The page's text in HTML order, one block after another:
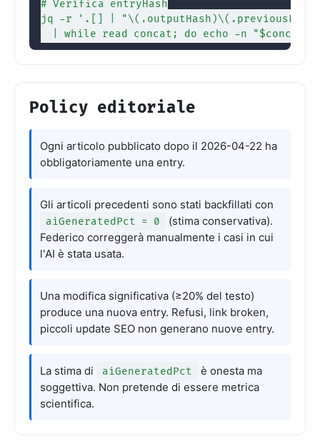
# Verifica entryHash
jq -r '.[] |
Policy editoriale
Ogni articolo pubblicato dopo il 2026-04-22 ha
obbligatoriamente una entry.
Gli articoli precedenti sono stati backfillati con
aiGeneratedPct = 0
(stima conservativa).
Federico correggerà manualmente i casi in cui
l'AI è stata usata.
Una modifica significativa (≥20% del testo)
produce una nuova entry. Refusi, link broken,
piccoli update SEO non generano nuove entry.
La stima di aiGeneratedPct
è onesta ma
soggettiva. Non pretende di essere metrica
scientifica.